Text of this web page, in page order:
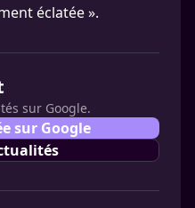
éclatée ».
sur Google.
sur Google